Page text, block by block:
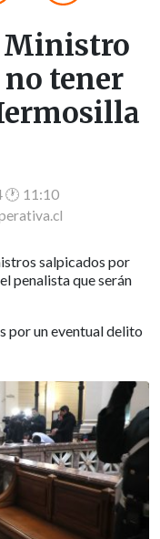
Ministro
tener
🕐 11:10
salpicados por
penalista que serán
por un eventual delito